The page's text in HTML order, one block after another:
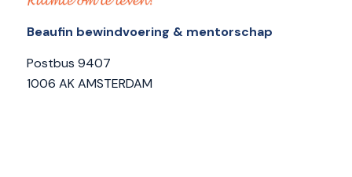
Beaufin bewindvoering & mentorschap
Postbus 9407
1006 AK AMSTERDAM